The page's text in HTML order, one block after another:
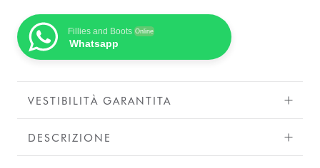
Fillies and Boots Online
Whatsapp
VESTIBILITÀ GARANTITA
DESCRIZIONE